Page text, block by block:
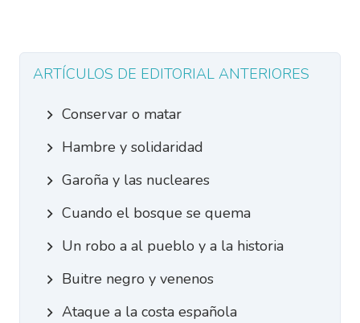
ARTÍCULOS DE EDITORIAL ANTERIORES
Conservar o matar
Hambre y solidaridad
Garoña y las nucleares
Cuando el bosque se quema
Un robo a al pueblo y a la historia
Buitre negro y venenos
Ataque a la costa española